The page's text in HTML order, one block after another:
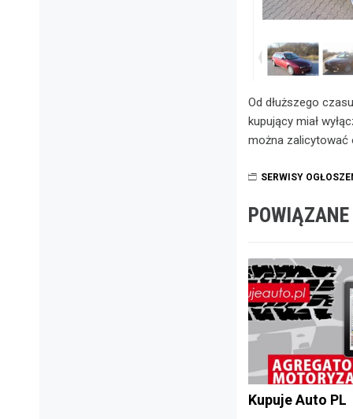
Od dłuższego
kupujący miał
można zalicytować
SERWISY
Kupuje Auto PL